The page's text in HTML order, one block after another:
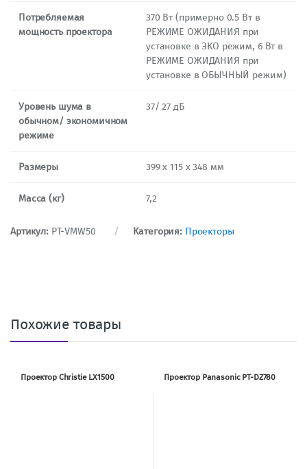
Потребляемая
мощность проектора
370 Вт (примерно 0.5 Вт в
РЕЖИМЕ ОЖИДАНИЯ при
установке в ЭКО режим, 6 Вт в
РЕЖИМЕ ОЖИДАНИЯ при
установке в ОБЫЧНЫЙ режим)
Уровень шума в
обычном/ экономичном
режиме
37/ 27 дБ
Размеры 399 x 115 х 348 мм
Масса (кг) 7,2
Артикул: PT-VMW50 Категория: Проекторы
Похожие товары
Проектор Christie LX1500 Проектор Panasonic PT-DZ780